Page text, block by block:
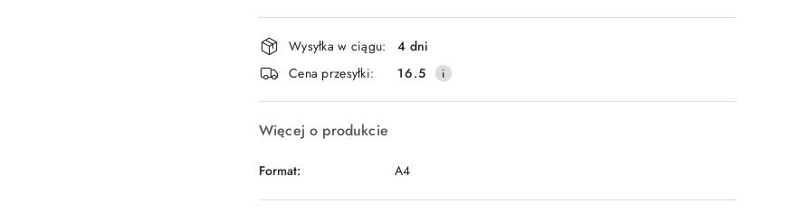
Dostępność
i
dostawa
Wysyłka w ciągu:
4 dni
Cena przesyłki:
16.5
Więcej o produkcie
Format: A4